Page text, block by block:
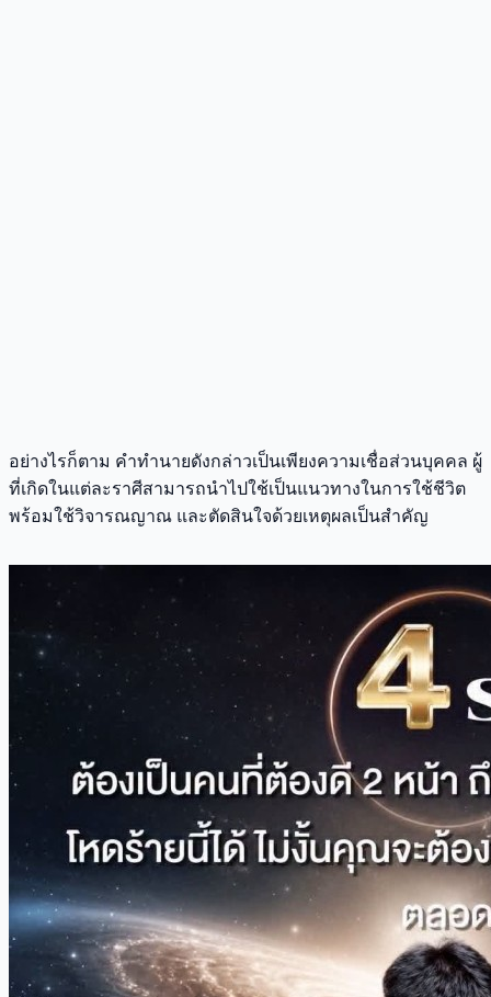
อย่างไรก็ตาม คำทำนายดังกล่าวเป็นเพียงความเชื่อส่วนบุคคล ผู้
ที่เกิดในแต่ละราศีสามารถนำไปใช้เป็นแนวทางในการใช้ชีวิต
พร้อมใช้วิจารณญาณ และตัดสินใจด้วยเหตุผลเป็นสำคัญ